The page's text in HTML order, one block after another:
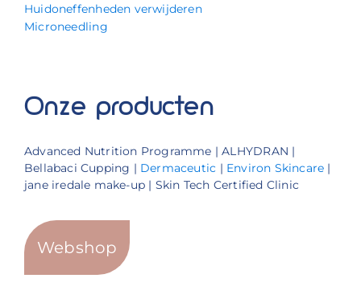
Huidoneffenheden verwijderen
Microneedling
Onze producten
Advanced Nutrition Programme | ALHYDRAN |
Bellabaci Cupping | Dermaceutic | Environ Skincare |
jane iredale make-up | Skin Tech Certified Clinic
Webshop